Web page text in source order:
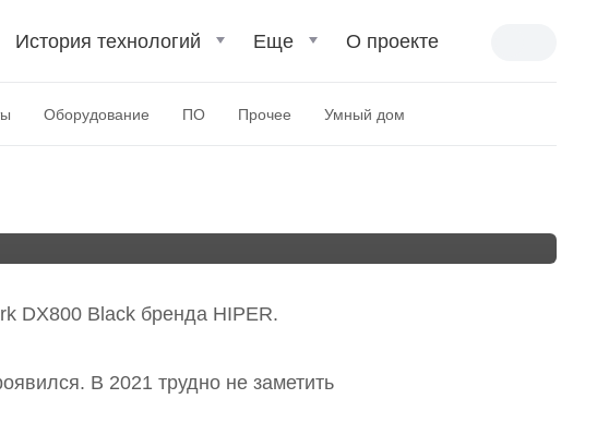
История технологий Еще О проекте
Оборудование ПО Прочее Умный дом
DX800 Black бренда HIPER.
В 2021 трудно не заметить